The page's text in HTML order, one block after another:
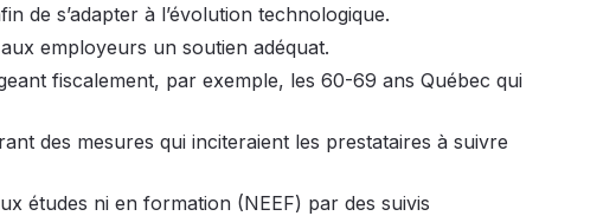
de s’adapter à l’évolution technologique.
employeurs un soutien adéquat.
fiscalement, par exemple, les 60-69 ans Québec qui
des mesures qui inciteraient les prestataires à suivre
études ni en formation (NEEF) par des suivis